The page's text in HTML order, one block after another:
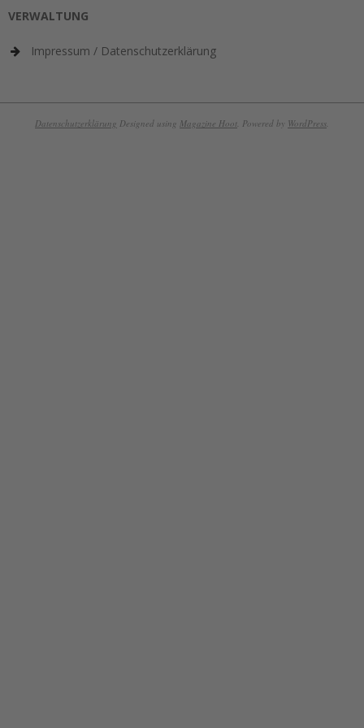
VERWALTUNG
Impressum / Datenschutzerklärung
Datenschutzerklärung Designed using Magazine Hoot. Powered by WordPress.